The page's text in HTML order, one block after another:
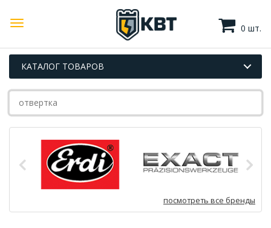
0 шт.
КАТАЛОГ ТОВАРОВ
посмотреть все бренды